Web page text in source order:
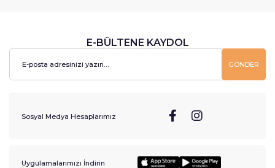
E-BÜLTENE KAYDOL
GÖNDER
Sosyal Medya Hesaplarımız
Uygulamalarımızı İndirin